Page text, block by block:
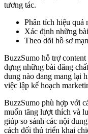
tương tác.
Phân tích hiệu quả
Xác định những
Theo dõi hồ sơ
BuzzSumo hỗ trợ
dựng những bài đăng
dung nào đang mang lại
việc lập kế hoạch
BuzzSumo phù hợp với
muốn tăng lượt thích và
giúp so sánh các nội
cách đối thủ triển khai